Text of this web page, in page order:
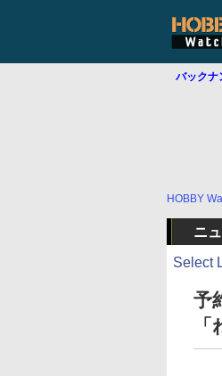
バックナ
HOBBY
ニ
Select
予